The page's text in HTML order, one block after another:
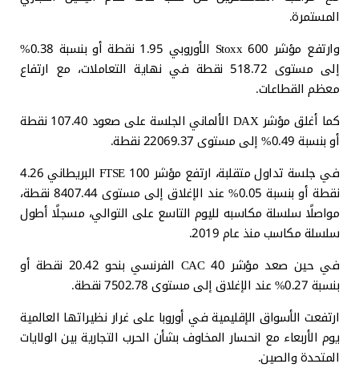
المستمرة.
وارتفع مؤشر Stoxx 600 الأوروبي 1.95 نقطة أو بنسبة 0.38%
إلى مستوى 518.72 نقطة في نهاية التعاملات، مع ارتفاع
معظم القطاعات.
كما أغلق مؤشر DAX الألماني الجلسة على صعود 107.40 نقطة
أو بنسبة 0.49% إلى مستوى 22069.37 نقطة.
في جلسة تداول متقلبة، ارتفع مؤشر FTSE 100 البريطاني 4.26
نقطة أو بنسبة 0.05% عند الإغلاق إلى مستوى 8407.44 نقطة،
مواصلًا سلسلة مكاسبه لليوم التاسع على التوالي، مسجلًا أطول
سلسلة مكاسب منذ عام 2019.
في حين صعد مؤشر CAC 40 الفرنسي بنحو 20.42 نقطة أو
بنسبة 0.27% عند الإغلاق إلى مستوى 7502.78 نقطة.
ارتفعت الأسواق الإقليمية في أوروبا على غرار نظيراتها العالمية
يوم الأربعاء مع انحسار المخاوف بشأن الحرب التجارية بين الولايات
المتحدة والصين.